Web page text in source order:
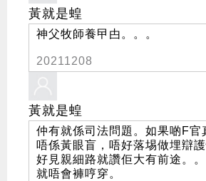
黃就是蝗
神父牧師養曱甴。。。
20211208
黃就是蝗
仲有就係司法問題。如果啲F官
唔係黃眼盲，唔好落埸做埋辯
好見親細路就讚佢大有前途。
就唔會褲哼穿。